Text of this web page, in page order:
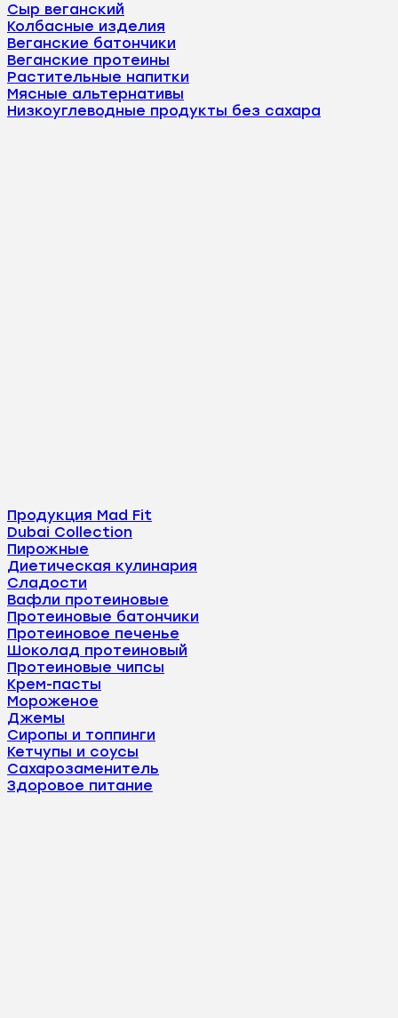
Сыр веганский
Колбасные изделия
Веганские батончики
Веганские протеины
Растительные напитки
Мясные альтернативы
Низкоуглеводные продукты без сахара
Продукция Mad Fit
Dubai Collection
Пирожные
Диетическая кулинария
Сладости
Вафли протеиновые
Протеиновые батончики
Протеиновое печенье
Шоколад протеиновый
Протеиновые чипсы
Крем-пасты
Мороженое
Джемы
Сиропы и топпинги
Кетчупы и соусы
Сахарозаменитель
Здоровое питание